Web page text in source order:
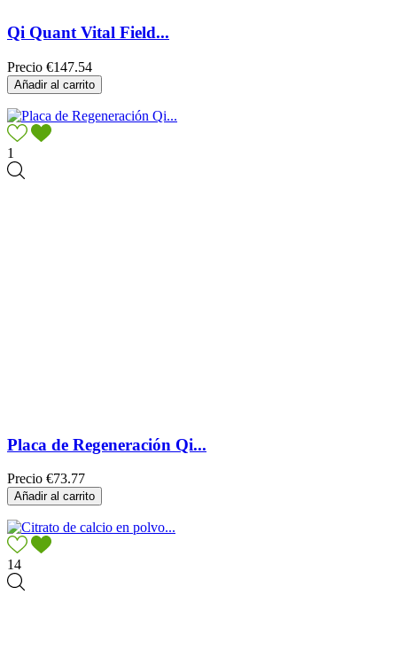
Qi Quant Vital Field...
Precio €147.54
Añadir al carrito
1
Placa de Regeneración Qi...
Precio €73.77
Añadir al carrito
14